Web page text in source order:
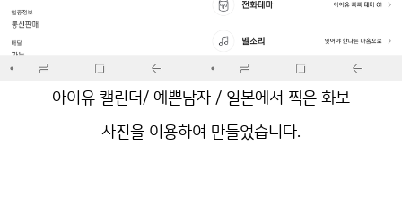
아이유 캘린더/ 예쁜남자 / 일본에서 찍은 화보
사진을 이용하여 만들었습니다.